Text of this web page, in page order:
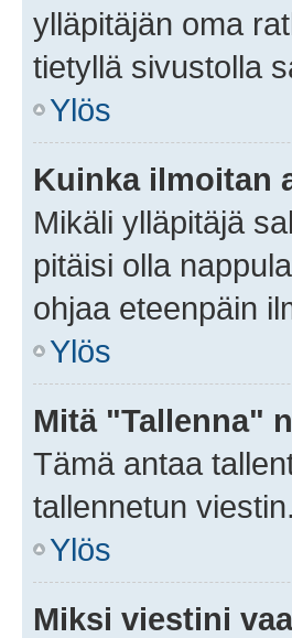
ylläpitäjän oma
tietyllä sivustolla
Ylös
Kuinka ilmoitan
Mikäli ylläpitäjä
pitäisi olla
ohjaa eteenpäin
Ylös
Mitä "Tallenna"
Tämä antaa
tallennetun
Ylös
Miksi viestini